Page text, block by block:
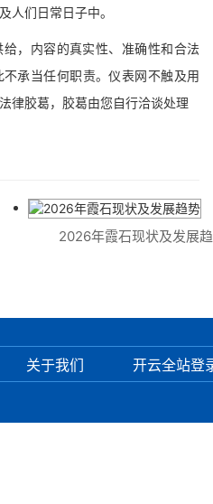
人们日常日子中。
，内容的真实性、准确性和合法
承当任何职责。仪表网不触及用
律胶葛，胶葛由您自行洽谈处理
2026年霞石现状及发展趋
关于我们 开云全站登